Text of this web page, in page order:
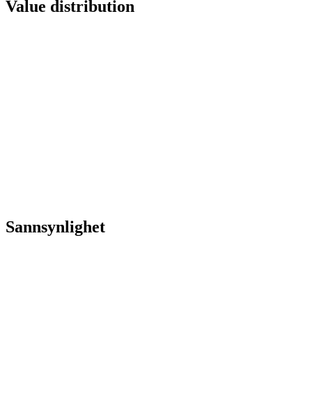
Value distribution
Sannsynlighet